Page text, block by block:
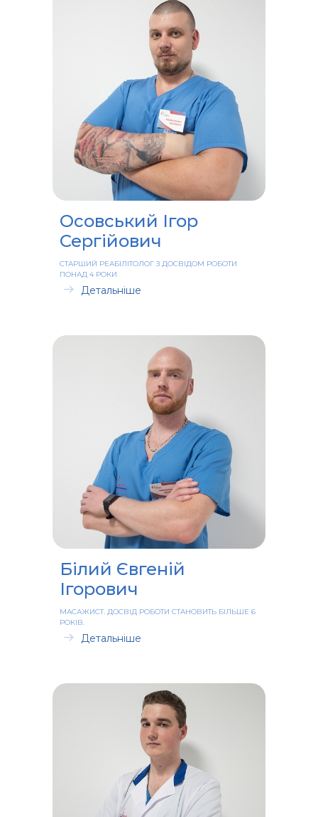
Осовський Ігор
Сергійович
СТАРШИЙ РЕАБІЛІТОЛОГ З ДОСВІДОМ РОБОТИ
ПОНАД 4 РОКИ
Детальніше
Білий Євгеній
Ігорович
МАСАЖИСТ. ДОСВІД РОБОТИ СТАНОВИТЬ БІЛЬШЕ 6
РОКІВ.
Детальніше